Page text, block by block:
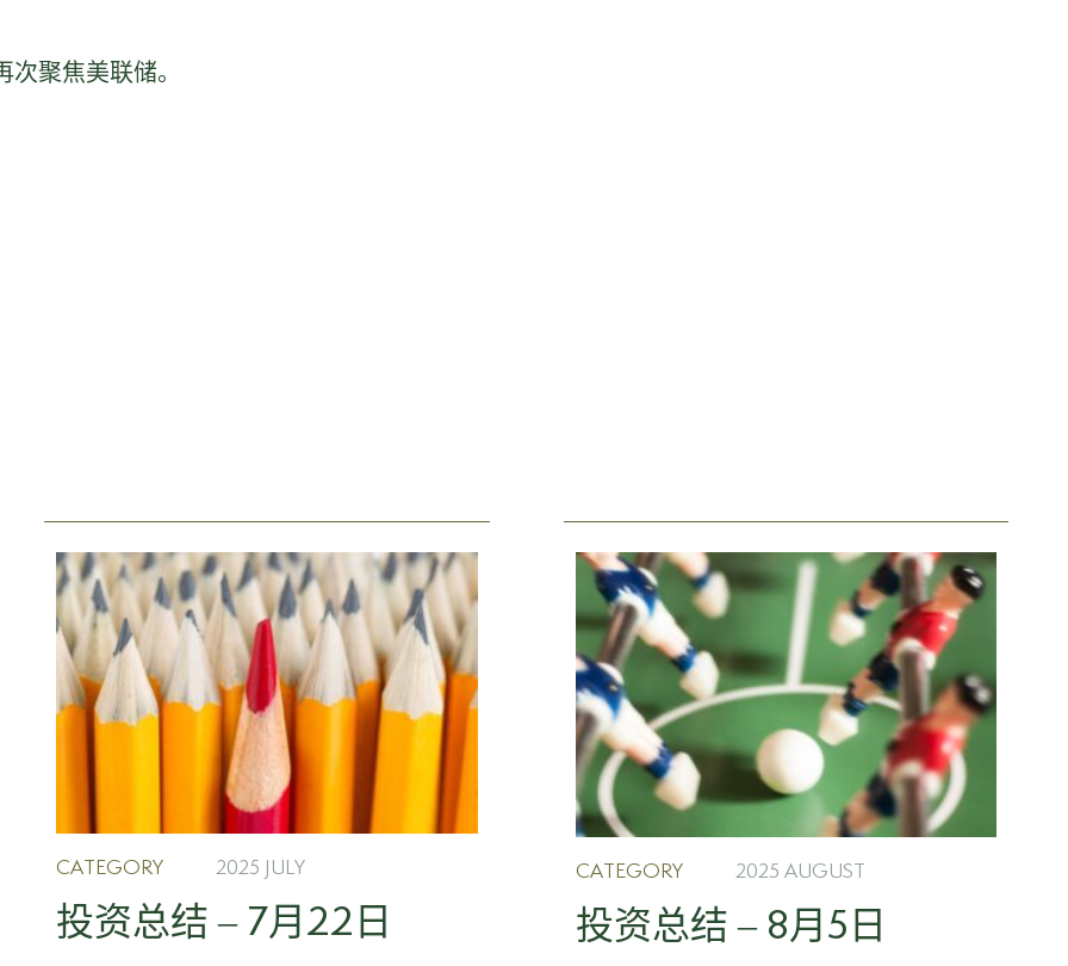
聚焦美联储。
CATEGORY 2025 JULY
投资总结 – 7月22日
CATEGORY 2025 AUGUST
投资总结 – 8月5日